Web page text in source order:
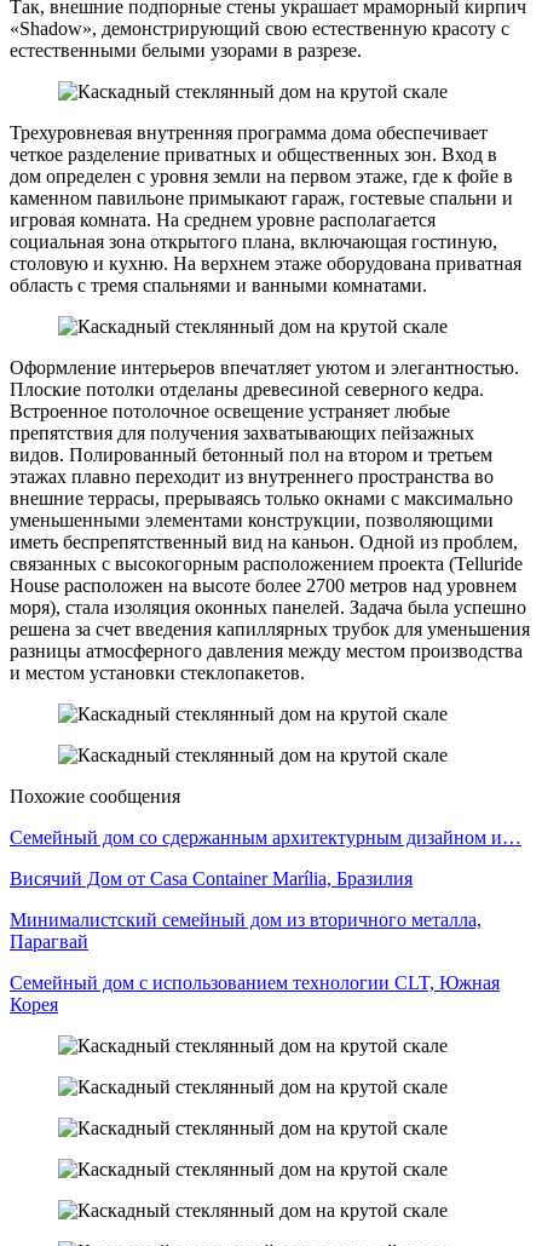
Так, внешние подпорные стены украшает мраморный кирпич
«Shadow», демонстрирующий свою естественную красоту с
естественными белыми узорами в разрезе.
Трехуровневая внутренняя программа дома обеспечивает
четкое разделение приватных и общественных зон. Вход в
дом определен с уровня земли на первом этаже, где к фойе в
каменном павильоне примыкают гараж, гостевые спальни и
игровая комната. На среднем уровне располагается
социальная зона открытого плана, включающая гостиную,
столовую и кухню. На верхнем этаже оборудована приватная
область с тремя спальнями и ванными комнатами.
Оформление интерьеров впечатляет уютом и элегантностью.
Плоские потолки отделаны древесиной северного кедра.
Встроенное потолочное освещение устраняет любые
препятствия для получения захватывающих пейзажных
видов. Полированный бетонный пол на втором и третьем
этажах плавно переходит из внутреннего пространства во
внешние террасы, прерываясь только окнами с максимально
уменьшенными элементами конструкции, позволяющими
иметь беспрепятственный вид на каньон. Одной из проблем,
связанных с высокогорным расположением проекта (Telluride
House расположен на высоте более 2700 метров над уровнем
моря), стала изоляция оконных панелей. Задача была успешно
решена за счет введения капиллярных трубок для уменьшения
разницы атмосферного давления между местом производства
и местом установки стеклопакетов.
Похожие сообщения
Семейный дом со сдержанным архитектурным дизайном и…
Висячий Дом от Casa Container Marília, Бразилия
Минималистский семейный дом из вторичного металла,
Парагвай
Семейный дом с использованием технологии CLT, Южная
Корея